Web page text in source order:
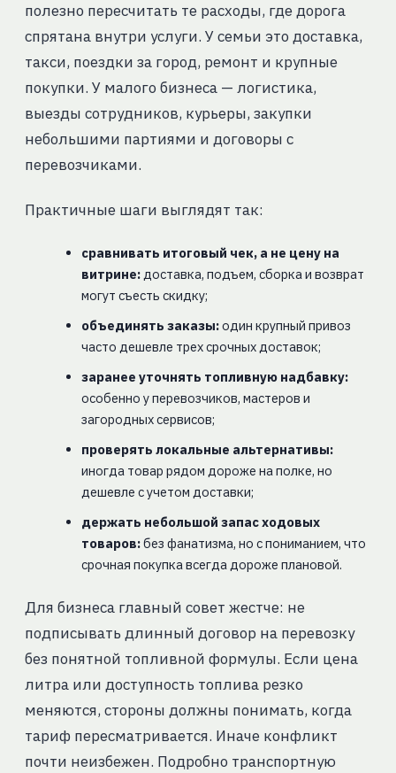
полезно пересчитать те расходы, где дорога
спрятана внутри услуги. У семьи это доставка,
такси, поездки за город, ремонт и крупные
покупки. У малого бизнеса — логистика,
выезды сотрудников, курьеры, закупки
небольшими партиями и договоры с
перевозчиками.
Практичные шаги выглядят так:
сравнивать итоговый чек, а не цену на
витрине:доставка, подъем, сборка и возврат
могут съесть скидку;
объединять заказы:один крупный привоз
часто дешевле трех срочных доставок;
заранее уточнять топливную надбавку:
особенно у перевозчиков, мастеров и
загородных сервисов;
проверять локальные альтернативы:
иногда товар рядом дороже на полке, но
дешевле с учетом доставки;
держать небольшой запас ходовых
товаров:без фанатизма, но с пониманием, что
срочная покупка всегда дороже плановой.
Для бизнеса главный совет жестче: не
подписывать длинный договор на перевозку
без понятной топливной формулы. Если цена
литра или доступность топлива резко
меняются, стороны должны понимать, когда
тариф пересматривается. Иначе конфликт
почти неизбежен. Подробно транспортную